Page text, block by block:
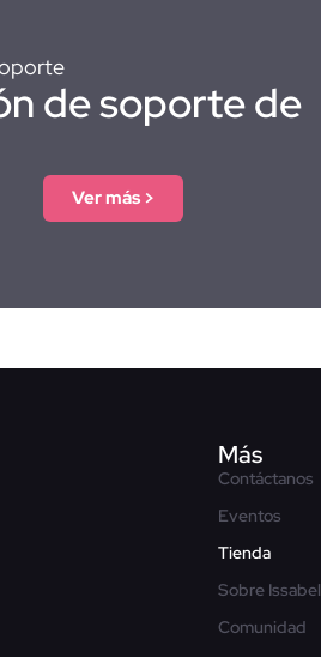
de soporte de
Ver más >
Más
Contáctanos
Eventos
Tienda
Sobre Issabel
Comunidad